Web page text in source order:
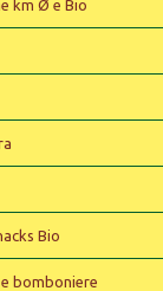
km Ø e Bio
Bio
bomboniere